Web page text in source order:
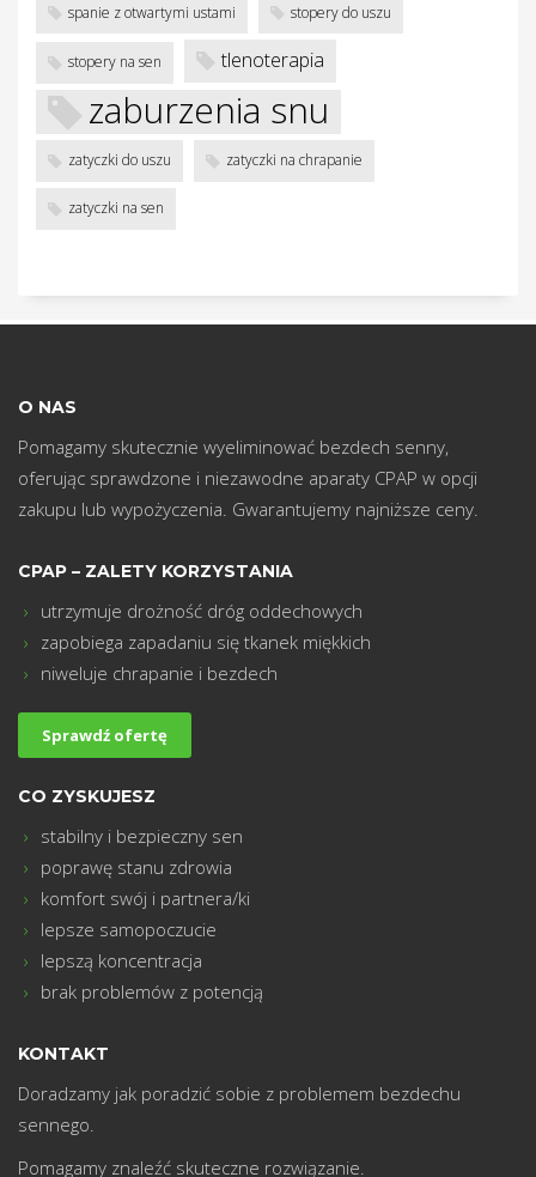
spanie z otwartymi ustami stopery do uszu
stopery na sen tlenoterapia
zaburzenia snu
zatyczki do uszu zatyczki na chrapanie
zatyczki na sen
O NAS
Pomagamy skutecznie wyeliminować bezdech senny,
oferując sprawdzone i niezawodne aparaty CPAP w opcji
zakupu lub wypożyczenia. Gwarantujemy najniższe ceny.
CPAP – ZALETY KORZYSTANIA
utrzymuje drożność dróg oddechowych
zapobiega zapadaniu się tkanek miękkich
niweluje chrapanie i bezdech
Sprawdź ofertę
CO ZYSKUJESZ
stabilny i bezpieczny sen
poprawę stanu zdrowia
komfort swój i partnera/ki
lepsze samopoczucie
lepszą koncentracja
brak problemów z potencją
KONTAKT
Doradzamy jak poradzić sobie z problemem bezdechu
sennego.
Pomagamy znaleźć skuteczne rozwiązanie.